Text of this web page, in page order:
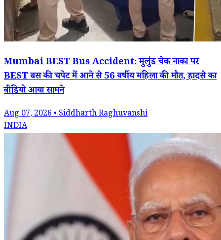
Mumbai BEST Bus Accident: मुलुंड चेक नाका पर
BEST बस की चपेट में आने से 56 वर्षीय महिला की मौत, हादसे का
वीडियो आया सामने
Aug 07, 2026 • Siddharth Raghuvanshi
INDIA